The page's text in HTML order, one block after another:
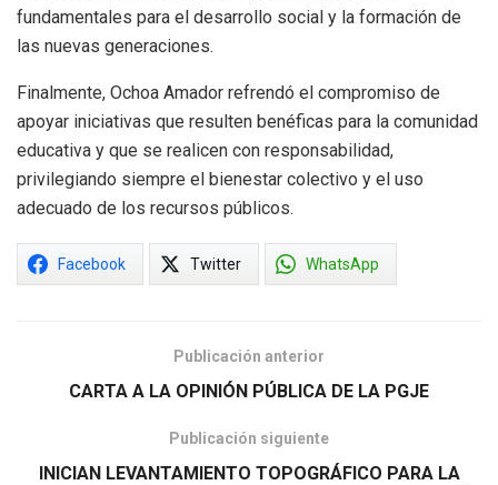
fundamentales para el desarrollo social y la formación de
las nuevas generaciones.
Finalmente, Ochoa Amador refrendó el compromiso de
apoyar iniciativas que resulten benéficas para la comunidad
educativa y que se realicen con responsabilidad,
privilegiando siempre el bienestar colectivo y el uso
adecuado de los recursos públicos.
Facebook Twitter WhatsApp
Publicación anterior
CARTA A LA OPINIÓN PÚBLICA DE LA PGJE
Publicación siguiente
INICIAN LEVANTAMIENTO TOPOGRÁFICO PARA LA